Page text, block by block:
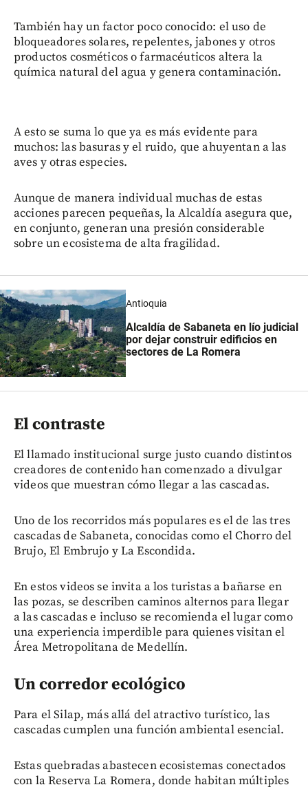
También hay un factor poco conocido: el uso de
bloqueadores solares, repelentes, jabones y otros
productos cosméticos o farmacéuticos altera la
química natural del agua y genera contaminación.
A esto se suma lo que ya es más evidente para
muchos: las basuras y el ruido, que ahuyentan a las
aves y otras especies.
Aunque de manera individual muchas de estas
acciones parecen pequeñas, la Alcaldía asegura que,
en conjunto, generan una presión considerable
sobre un ecosistema de alta fragilidad.
Antioquia
Alcaldía de Sabaneta en lío judicial
por dejar construir edificios en
sectores de La Romera
El contraste
El llamado institucional surge justo cuando distintos
creadores de contenido han comenzado a divulgar
videos que muestran cómo llegar a las cascadas.
Uno de los recorridos más populares es el de las tres
cascadas de Sabaneta, conocidas como el Chorro del
Brujo, El Embrujo y La Escondida.
En estos videos se invita a los turistas a bañarse en
las pozas, se describen caminos alternos para llegar
a las cascadas e incluso se recomienda el lugar como
una experiencia imperdible para quienes visitan el
Área Metropolitana de Medellín.
Un corredor ecológico
Para el Silap, más allá del atractivo turístico, las
cascadas cumplen una función ambiental esencial.
Estas quebradas abastecen ecosistemas conectados
con la Reserva La Romera, donde habitan múltiples